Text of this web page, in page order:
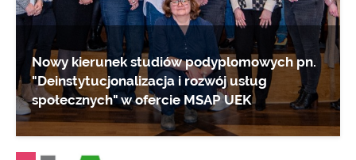
Nowy kierunek studiów podyplomowych pn.
"Deinstytucjonalizacja i rozwój usług
społecznych" w ofercie MSAP UEK